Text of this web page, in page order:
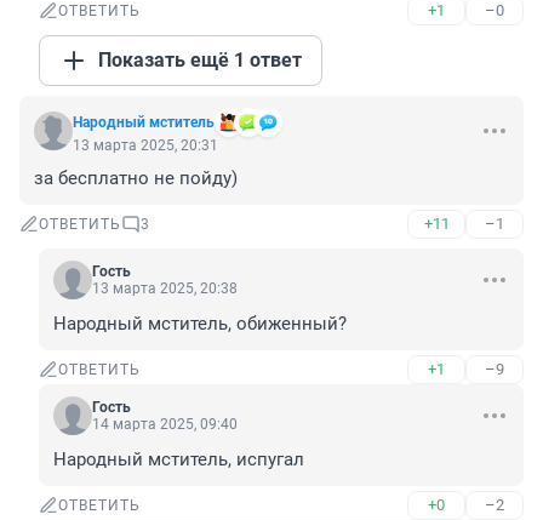
ОТВЕТИТЬ +1 –0
Показать ещё 1 ответ
Народный мститель
13 марта 2025, 20:31
за бесплатно не пойду)
ОТВЕТИТЬ 3 +11 –1
Гость
13 марта 2025, 20:38
Народный мститель, обиженный?
ОТВЕТИТЬ +1 –9
Гость
14 марта 2025, 09:40
Народный мститель, испугал
ОТВЕТИТЬ +0 –2